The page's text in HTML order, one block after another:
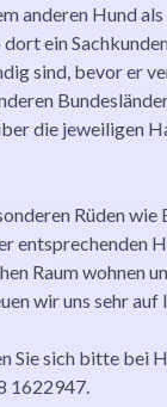
anderen Hund
ein
sind, bevor er
die jeweiligen
Rüden wie
entsprechenden
Raum wohnen
wir uns sehr auf
Sie sich bitte bei
1622947.